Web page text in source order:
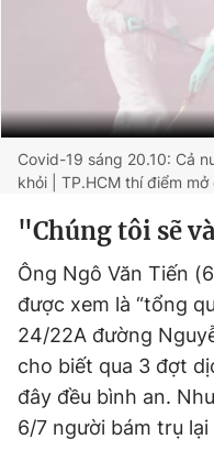
Covid-19 sáng 20.10: Cả
khỏi | TP.HCM thí điểm
"Chúng tôi sẽ
Ông Ngô Văn Tiến
được xem là “tổng
24/22A đường
cho biết qua 3 đợt
đây đều bình an.
6/7 người bám trụ